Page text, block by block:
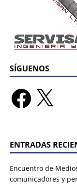
SÍGUENOS
ENTRADAS
Encuentro de
comunicadores y